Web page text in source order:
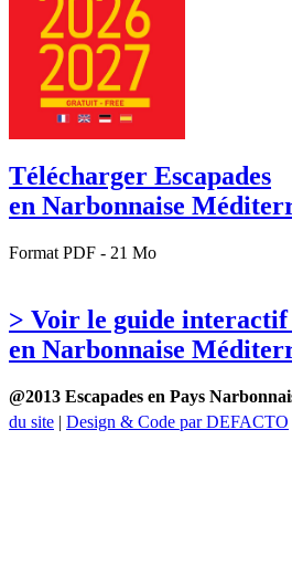
Télécharger Escapades
en Narbonnaise
Format PDF - 21 Mo
> Voir le guide interactif
en Narbonnaise
@2013 Escapades en Pays
du site | Design & Code par DEFACTO